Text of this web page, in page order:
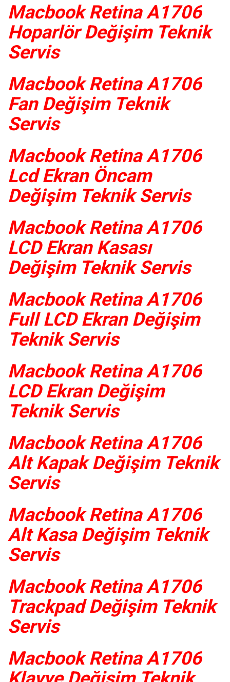
Macbook Retina A1706
Hoparlör Değişim Teknik
Servis
Macbook Retina A1706
Fan Değişim Teknik
Servis
Macbook Retina A1706
Lcd Ekran Öncam
Değişim Teknik Servis
Macbook Retina A1706
LCD Ekran Kasası
Değişim Teknik Servis
Macbook Retina A1706
Full LCD Ekran Değişim
Teknik Servis
Macbook Retina A1706
LCD Ekran Değişim
Teknik Servis
Macbook Retina A1706
Alt Kapak Değişim Teknik
Servis
Macbook Retina A1706
Alt Kasa Değişim Teknik
Servis
Macbook Retina A1706
Trackpad Değişim Teknik
Servis
Macbook Retina A1706